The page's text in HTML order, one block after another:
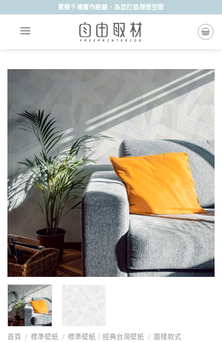
content
累積千場實作經驗，為您打造理想空間
首頁 / 標準壁紙 / 標準壁紙｜經典台灣壁紙 / 圖樣款式